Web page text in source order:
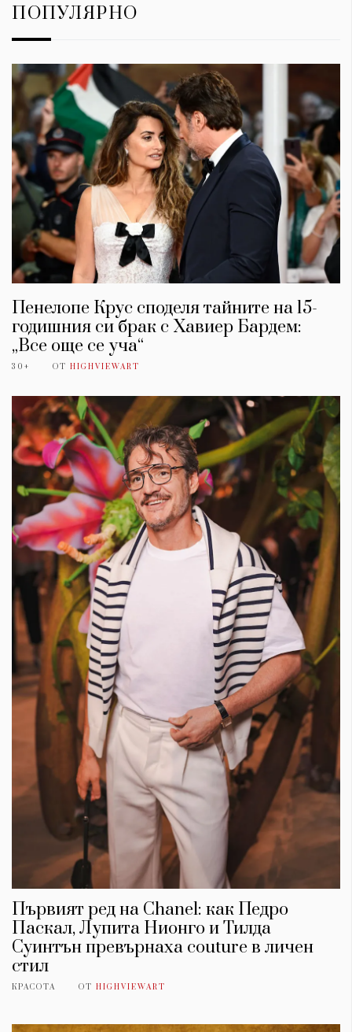
ПОПУЛЯРНО
Пенелопе Крус споделя тайните на 15-
годишния си брак с Хавиер Бардем:
„Все още се уча“
30+ ОТ HIGHVIEWART
Първият ред на Chanel: как Педро
Паскал, Лупита Нионго и Тилда
Суинтън превърнаха couture в личен
стил
КРАСОТА ОТ HIGHVIEWART